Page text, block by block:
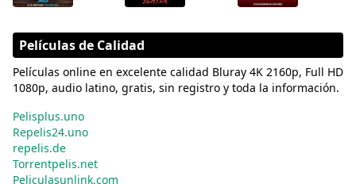
Películas de Calidad
Películas online en excelente calidad Bluray 4K 2160p, Full HD
1080p, audio latino, gratis, sin registro y toda la información.
Pelisplus.uno
Repelis24.uno
repelis.de
Torrentpelis.net
Peliculasunlink.com